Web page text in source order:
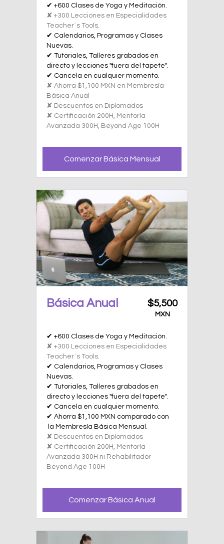
✔ +600 Clases de Yoga y Meditación.
✘ +300 Lecciones en Especialidades
Teacher´s Tools.
✔ Calendarios, Programas y Clases
Nuevas.
✔ Tutoriales, Talleres grabados en
directo y lecciones "fuera del tapete".
✔ Cancela en cualquier momento.
✘ Ahorra $1,100 MXN en Membresía
Básica Anual
✘ Descuentos en Diplomados
✘ Certificación 200H, Mentoría
Avanzada 300H, Beyond Age 100H
Comenzar Básica Mensual
Básica Anual $5,500
MXN
✔ +600 Clases de Yoga y Meditación.
✘ +300 Lecciones en Especialidades
Teacher´s Tools.
✔ Calendarios, Programas y Clases
Nuevas.
✔ Tutoriales, Talleres grabados en
directo y lecciones "fuera del tapete".
✔ Cancela en cualquier momento.
✔ Ahorra $1,100 MXN comparado con
la Membresía Básica Mensual.
✘ Descuentos en Diplomados
✘ Certificación 200H, Mentoría
Avanzada 300H ni Rehabilitador
Beyond Age 100H
Comenzar Básica Anual